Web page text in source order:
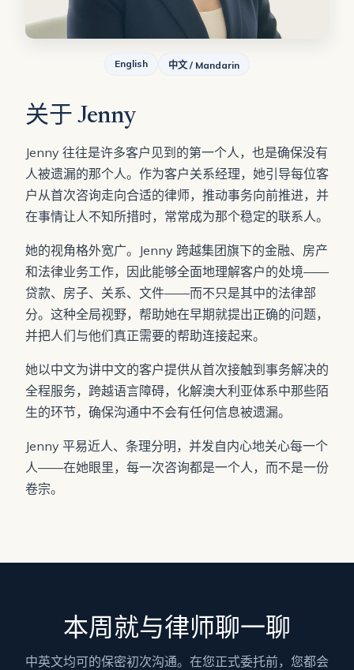
English 中文 / Mandarin
关于 Jenny
Jenny 往往是许多客户见到的第一个人，也是确保没有
人被遗漏的那个人。作为客户关系经理，她引导每位客
户从首次咨询走向合适的律师，推动事务向前推进，并
在事情让人不知所措时，常常成为那个稳定的联系人。
她的视角格外宽广。Jenny 跨越集团旗下的金融、房产
和法律业务工作，因此能够全面地理解客户的处境——
贷款、房子、关系、文件——而不只是其中的法律部
分。这种全局视野，帮助她在早期就提出正确的问题，
并把人们与他们真正需要的帮助连接起来。
她以中文为讲中文的客户提供从首次接触到事务解决的
全程服务，跨越语言障碍，化解澳大利亚体系中那些陌
生的环节，确保沟通中不会有任何信息被遗漏。
Jenny 平易近人、条理分明，并发自内心地关心每一个
人——在她眼里，每一次咨询都是一个人，而不是一份
卷宗。
本周就与律师聊一聊
中英文均可的保密初次沟通。在您正式委托前，您都会